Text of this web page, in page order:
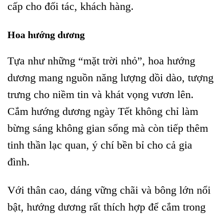
cấp cho đối tác, khách hàng.
Hoa hướng dương
Tựa như những “mặt trời nhỏ”, hoa hướng
dương mang nguồn năng lượng dồi dào, tượng
trưng cho niềm tin và khát vọng vươn lên.
Cắm hướng dương ngày Tết không chỉ làm
bừng sáng không gian sống mà còn tiếp thêm
tinh thần lạc quan, ý chí bền bỉ cho cả gia
đình.
Với thân cao, dáng vững chãi và bông lớn nổi
bật, hướng dương rất thích hợp để cắm trong